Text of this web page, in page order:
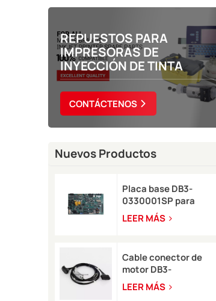
REPUESTOS PARA
IMPRESORAS DE
INYECCIÓN DE TINTA
CONTÁCTENOS
Nuevos Productos
Placa base DB3-
0330001SP para
impresora de
inyección de tinta
LEER MÁS
Cable conector de
motor DB3-
0320002SP Serie A
para impresora de
LEER MÁS